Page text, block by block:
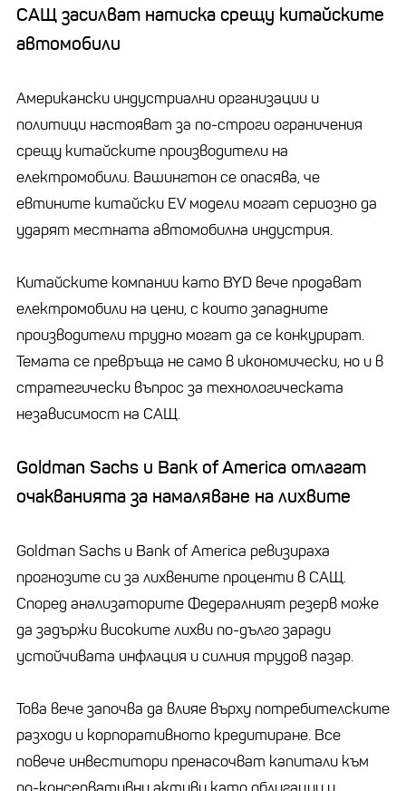
САЩ засилват натиска срещу китайските
автомобили
Американски индустриални организации и
политици настояват за по-строги ограничения
срещу китайските производители на
електромобили. Вашингтон се опасява, че
евтините китайски EV модели могат сериозно да
ударят местната автомобилна индустрия.
Китайските компании като BYD вече продават
електромобили на цени, с които западните
производители трудно могат да се конкурират.
Темата се превръща не само в икономически, но и в
стратегически въпрос за технологическата
независимост на САЩ.
Goldman Sachs и Bank of America отлагат
очакванията за намаляване на лихвите
Goldman Sachs и Bank of America ревизираха
прогнозите си за лихвените проценти в САЩ.
Според анализаторите Федералният резерв може
да задържи високите лихви по-дълго заради
устойчивата инфлация и силния трудов пазар.
Това вече започва да влияе върху потребителските
разходи и корпоративното кредитиране. Все
повече инвеститори пренасочват капитали към